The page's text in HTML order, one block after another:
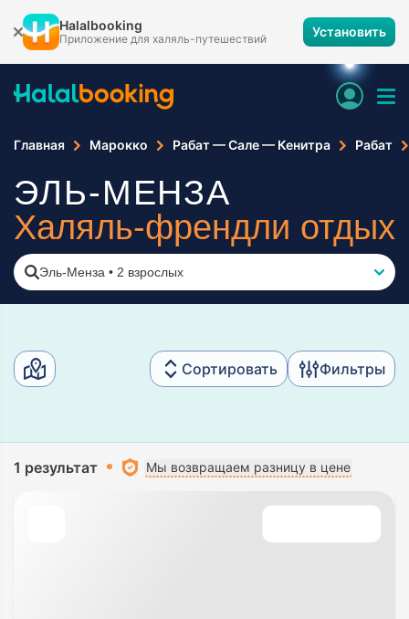
Halalbooking
Приложение для халяль-путешествий Установить
Главная Марокко Рабат — Сале — Кенитра Рабат
ЭЛЬ-МЕНЗА
Халяль-френдли отдых
Эль-Менза • 2 взрослых
Сортировать Фильтры
1 результат Мы возвращаем разницу в цене